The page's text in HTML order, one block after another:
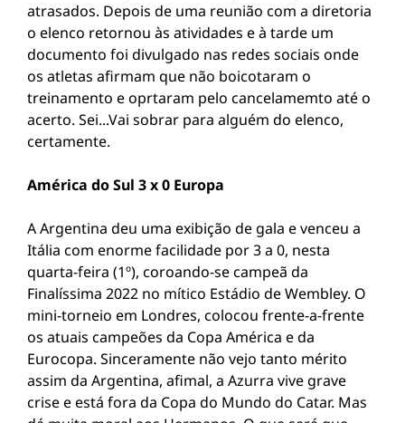
atrasados. Depois de uma reunião com a diretoria
o elenco retornou às atividades e à tarde um
documento foi divulgado nas redes sociais onde
os atletas afirmam que não boicotaram o
treinamento e oprtaram pelo cancelamemto até o
acerto. Sei...Vai sobrar para alguém do elenco,
certamente.
América do Sul 3 x 0 Europa
A Argentina deu uma exibição de gala e venceu a
Itália com enorme facilidade por 3 a 0, nesta
quarta-feira (1º), coroando-se campeã da
Finalíssima 2022 no mítico Estádio de Wembley. O
mini-torneio em Londres, colocou frente-a-frente
os atuais campeões da Copa América e da
Eurocopa. Sinceramente não vejo tanto mérito
assim da Argentina, afimal, a Azurra vive grave
crise e está fora da Copa do Mundo do Catar. Mas